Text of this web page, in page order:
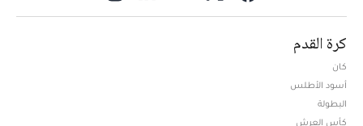
كرة القدم
كان
أسود الأطلس
البطولة
كأس العرش